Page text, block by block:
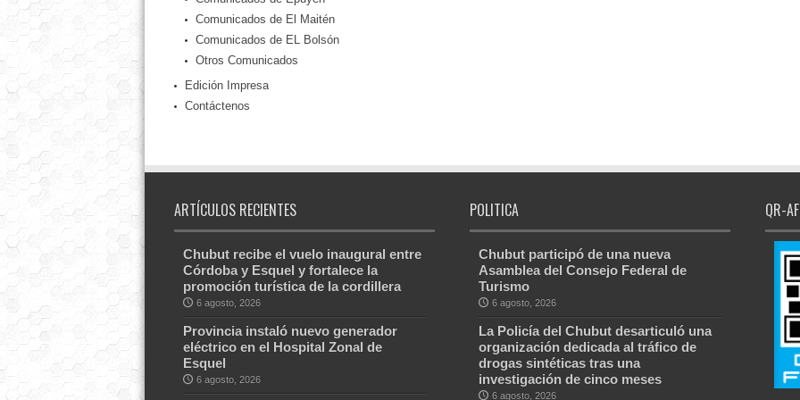
Comunicados de El Maitén
Comunicados de EL Bolsón
Otros Comunicados
Edición Impresa
Contáctenos
ARTÍCULOS RECIENTES
Chubut recibe el vuelo inaugural entre
Córdoba y Esquel y fortalece la
promoción turística de la cordillera
6 agosto, 2026
Provincia instaló nuevo generador
eléctrico en el Hospital Zonal de
Esquel
6 agosto, 2026
POLITICA
Chubut participó de una nueva
Asamblea del Consejo Federal de
Turismo
6 agosto, 2026
La Policía del Chubut desarticuló una
organización dedicada al tráfico de
drogas sintéticas tras una
investigación de cinco meses
6 agosto, 2026
QR-